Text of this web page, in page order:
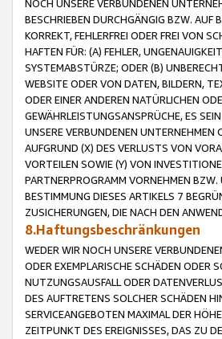
NOCH UNSERE VERBUNDENEN
BESCHRIEBEN DURCHGÄNGIG BZW. AUF
KORREKT, FEHLERFREI ODER FREI VON
HAFTEN FÜR: (A) FEHLER,
SYSTEMABSTÜRZE; ODER (B)
WEBSITE ODER VON DATEN, BILDERN,
ODER EINER ANDEREN NATÜRLICHEN
GEWÄHRLEISTUNGSANSPRÜCHE, ES
UNSERE VERBUNDENEN
AUFGRUND (X) DES VERLUSTS VON
VORTEILEN SOWIE (Y) VON
PARTNERPROGRAMM VORNEHMEN
BESTIMMUNG DIESES ARTIKELS 7
ZUSICHERUNGEN, DIE NACH DEN
8.Haftungsbeschränkungen
WEDER WIR NOCH UNSERE
ODER EXEMPLARISCHE SCHÄDEN ODER
NUTZUNGSAUSFALL ODER
DES AUFTRETENS SOLCHER SCHÄDEN
SERVICEANGEBOTEN MAXIMAL DER
ZEITPUNKT DES EREIGNISSES, DAS ZU